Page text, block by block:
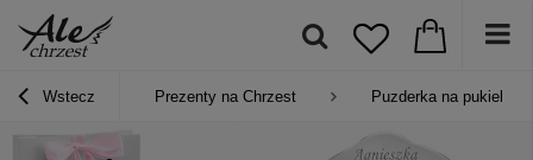
Wstecz Prezenty na Chrzest Puzderka na pukiel i